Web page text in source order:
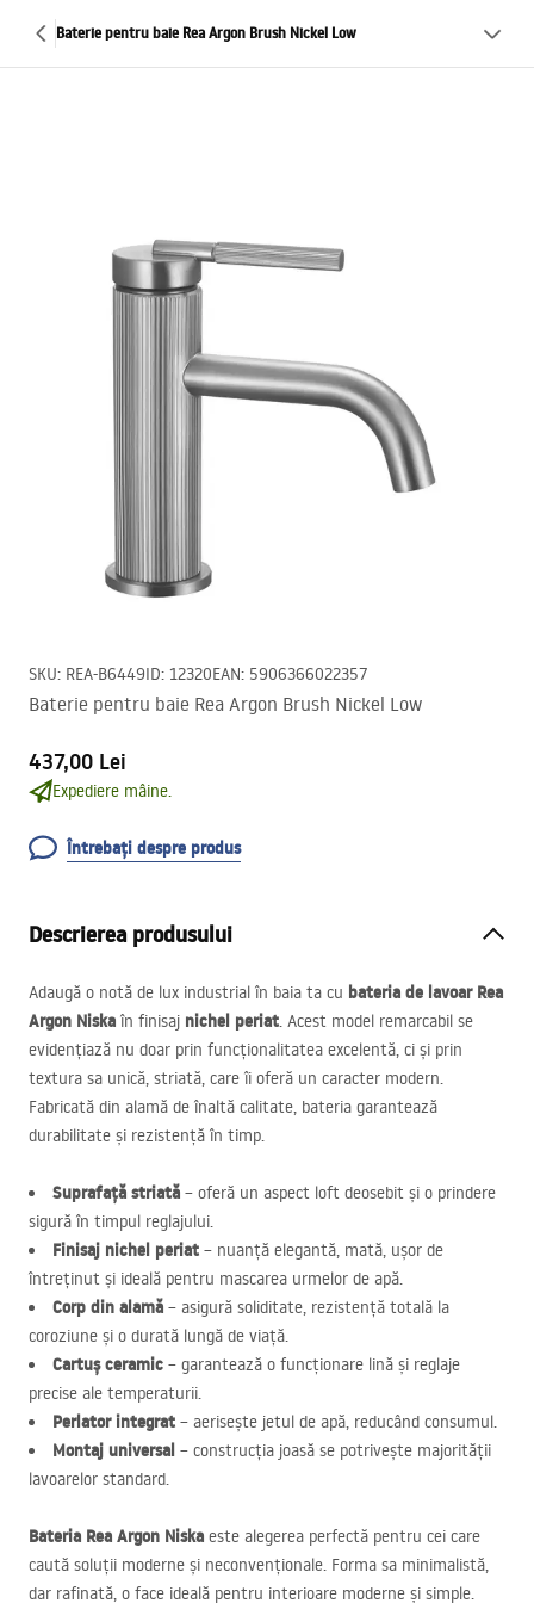
Baterie pentru baie Rea Argon Brush Nickel Low
SKU: REA-B6449ID: 12320EAN: 5906366022357
Baterie pentru baie Rea Argon Brush Nickel Low
437,00 Lei
Expediere mâine.
Întrebați despre produs
Descrierea produsului
Adaugă o notă de lux industrial în baia ta cu bateria de lavoar Rea
Argon Niska în finisaj nichel periat. Acest model remarcabil se
evidențiază nu doar prin funcționalitatea excelentă, ci și prin
textura sa unică, striată, care îi oferă un caracter modern.
Fabricată din alamă de înaltă calitate, bateria garantează
durabilitate și rezistență în timp.
Suprafață striată – oferă un aspect loft deosebit și o prindere
sigură în timpul reglajului.
Finisaj nichel periat – nuanță elegantă, mată, ușor de
întreținut și ideală pentru mascarea urmelor de apă.
Corp din alamă – asigură soliditate, rezistență totală la
coroziune și o durată lungă de viață.
Cartuș ceramic – garantează o funcționare lină și reglaje
precise ale temperaturii.
Perlator integrat – aerisește jetul de apă, reducând consumul.
Montaj universal – construcția joasă se potrivește majorității
lavoarelor standard.
Bateria Rea Argon Niska este alegerea perfectă pentru cei care
caută soluții moderne și neconvenționale. Forma sa minimalistă,
dar rafinată, o face ideală pentru interioare moderne și simple.